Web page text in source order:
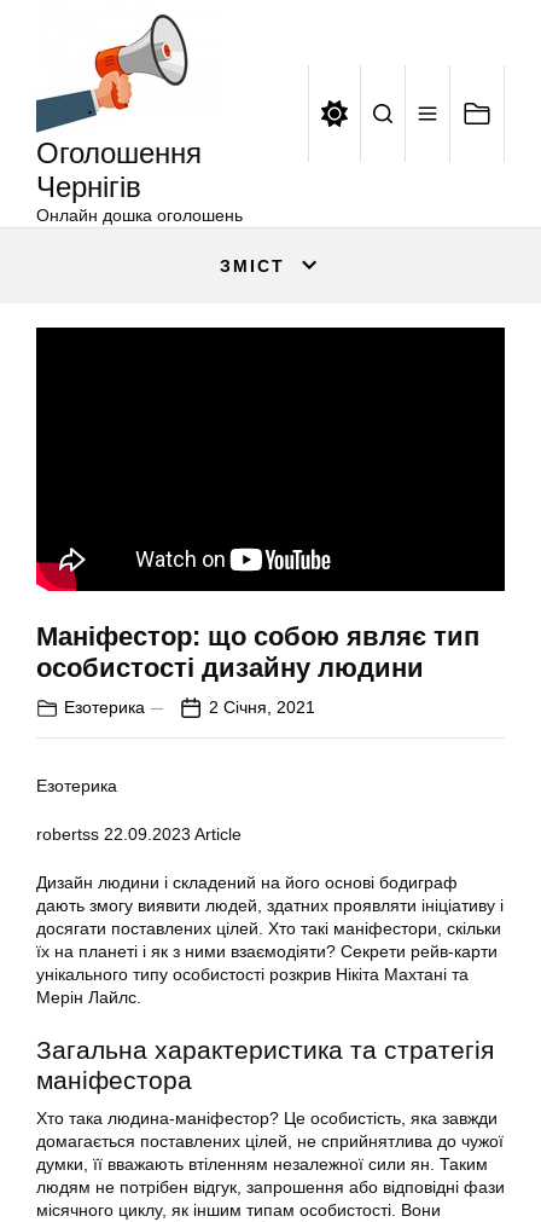
Оголошення
Чернігів
Онлайн дошка оголошень
ЗМІСТ
Маніфестор: що собою являє тип
особистості дизайну людини
Езотерика 2 Січня, 2021
Езотерика
robertss 22.09.2023 Article
Дизайн людини і складений на його основі бодиграф
дають змогу виявити людей, здатних проявляти ініціативу і
досягати поставлених цілей. Хто такі маніфестори, скільки
їх на планеті і як з ними взаємодіяти? Секрети рейв-карти
унікального типу особистості розкрив Нікіта Махтані та
Мерін Лайлс.
Загальна характеристика та стратегія
маніфестора
Хто така людина-маніфестор? Це особистість, яка завжди
домагається поставлених цілей, не сприйнятлива до чужої
думки, її вважають втіленням незалежної сили ян. Таким
людям не потрібен відгук, запрошення або відповідні фази
місячного циклу, як іншим типам особистості. Вони